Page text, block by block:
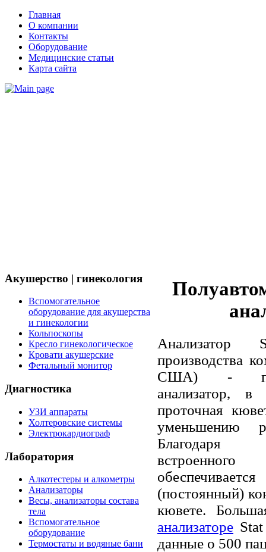
Главная
О компании
Контакты
Оборудование
Медицинские статьи
Карта сайта
Акушерство | гинекология
Вспомогательное
оборудование для акушерства
и гинекологии
Кольпоскопы
Кресло гинекологическое
Кровати акушерские
Фетальный монитор
Диагностика
УЗИ аппараты
Холтеровские системы
Электрокардиограф
Лаборатория
Алкотестеры и алкометры
Анализаторы
Весы, анализаторы состава
тела
Вспомогательное
оборудование
Термостаты и водяные бани
производства
США) -
анализатор, в
проточная
уменьшению
Благодаря
(постоянный)
кювете.
анализаторе
данные о 500